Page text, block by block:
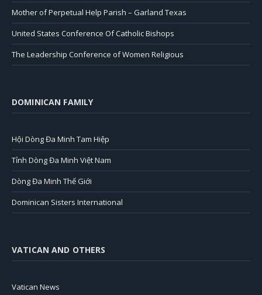
Mother of Perpetual Help Parish – Garland Texas
United States Conference Of Catholic Bishops
The Leadership Conference of Women Religious
DOMINICAN FAMILY
Hội Dòng Đa Minh Tam Hiệp
Tỉnh Dòng Đa Minh Việt Nam
Dòng Đa Minh Thế Giới
Dominican Sisters International
VATICAN AND OTHERS
Vatican News